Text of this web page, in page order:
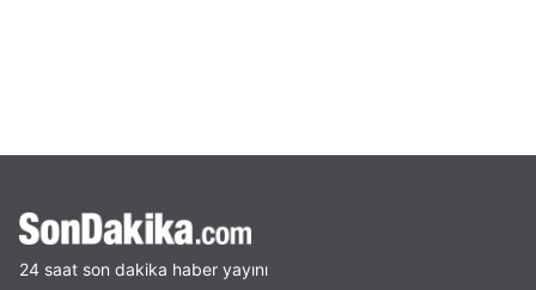
24 saat son dakika haber yayını